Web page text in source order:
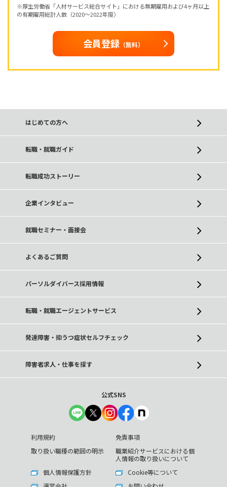
※厚生労働省「人材サービス総合サイト」における無期雇用および4ヶ月以上
の有期雇用総計人数（2020～2022年度）
会員登録 （無料）
はじめての方へ
転職・就職ガイド
転職成功ストーリー
企業インタビュー
就職セミナー・面接会
よくあるご質問
パーソルダイバース採用情報
転職・就職エージェントサービス
発達障害・抑うつ症状セルフチェック
障害者求人・仕事を探す
公式SNS
利用規約
免責事項
取り扱い職種の範囲の明示
職業紹介サービスにおける個
人情報の取り扱いについて
個人情報保護方針
Cookie等について